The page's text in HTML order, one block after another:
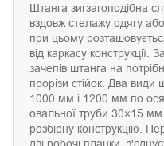
Штанга зигзагоподібна
вздовж стелажу одягу
при цьому
від каркасу
зачепів штанга на
прорізи стійок. Два види
1000 мм і 1200 мм по
овальної труби 30×15
розбірну конструкцію.
дві робочі планки,